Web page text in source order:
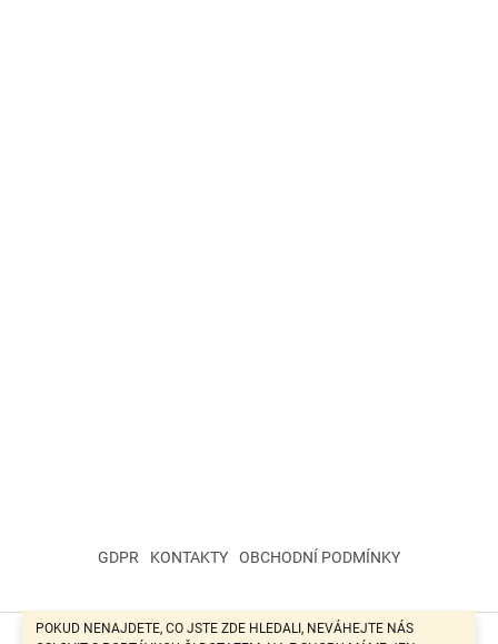
POKUD NENAJDETE, CO JSTE ZDE HLEDALI, NEVÁHEJTE NÁS
GDPR KONTAKTY OBCHODNÍ PODMÍNKY